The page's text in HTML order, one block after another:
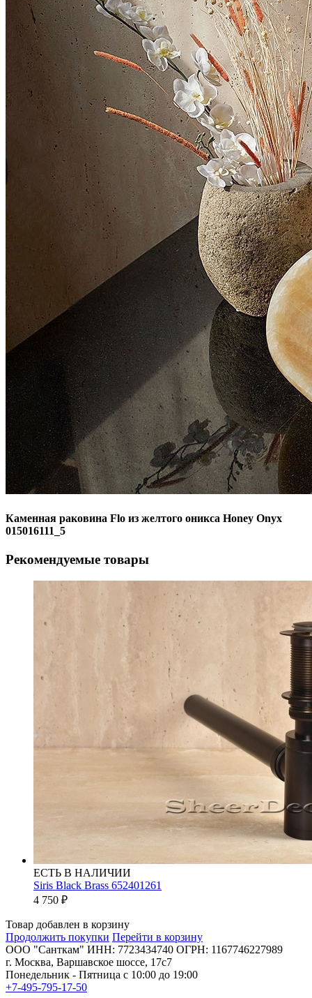
Каменная раковина Flo из желтого оникса Honey Onyx
015016111_5
Рекомендуемые товары
ЕСТЬ В НАЛИЧИИ
Siris Black Brass 652401261
4 750 ₽
Товар добавлен в корзину
Продолжить покупки Перейти в корзину
ООО "Санткам" ИНН: 7723434740 ОГРН: 1167746227989
г. Москва, Варшавское шоссе, 17с7
Понедельник - Пятница с 10:00 до 19:00
+7-495-795-17-50